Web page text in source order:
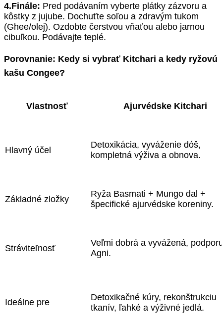
4.Finále: Pred podávaním vyberte plátky zázvoru a
kôstky z jujube. Dochuťte soľou a zdravým tukom
(Ghee/olej). Ozdobte čerstvou vňaťou alebo jarnou
cibuľkou. Podávajte teplé.
Porovnanie: Kedy si vybrať Kitchari a kedy ryžovú
kašu Congee?
Vlastnosť Ajurvédske Kitchari
Hlavný účel
Detoxikácia, vyváženie dóš,
kompletná výživa a obnova.
Základné zložky
Ryža Basmati + Mungo dal +
špecifické ajurvédske koreniny.
Stráviteľnosť
Veľmi dobrá a vyvážená,
Agni.
Ideálne pre
Detoxikačné kúry, rekonštrukciu
tkanív, ľahké a výživné jedlá.